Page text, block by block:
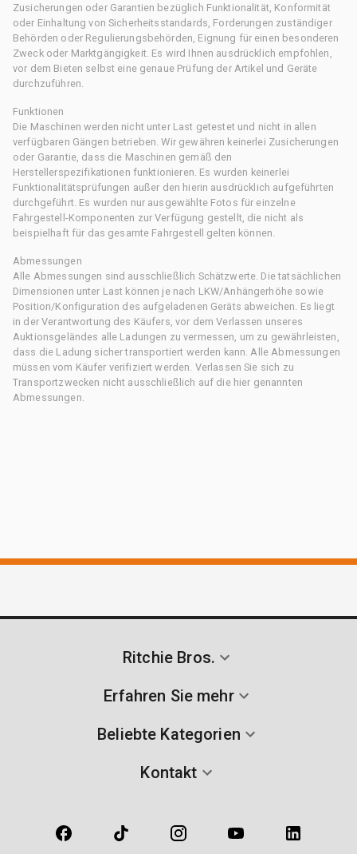
Zusicherungen oder Garantien bezüglich Funktionalität, Konformität
oder Einhaltung von Sicherheitsstandards, Forderungen zuständiger
Behörden oder Regulierungsbehörden, Eignung für einen besonderen
Zweck oder Marktgängigkeit. Es wird Ihnen ausdrücklich empfohlen,
vor dem Bieten selbst eine genaue Prüfung der Artikel und Geräte
durchzuführen.
Funktionen
Die Maschinen werden nicht unter Last getestet und nicht in allen
verfügbaren Gängen betrieben. Wir gewähren keinerlei Zusicherungen
oder Garantie, dass die Maschinen gemäß den
Herstellerspezifikationen funktionieren. Es wurden keinerlei
Funktionalitätsprüfungen außer den hierin ausdrücklich aufgeführten
durchgeführt. Es wurden nur ausgewählte Fotos für einzelne
Fahrgestell-Komponenten zur Verfügung gestellt, die nicht als
beispielhaft für das gesamte Fahrgestell gelten können.
Abmessungen
Alle Abmessungen sind ausschließlich Schätzwerte. Die tatsächlichen
Dimensionen unter Last können je nach LKW/Anhängerhöhe sowie
Position/Konfiguration des aufgeladenen Geräts abweichen. Es liegt
in der Verantwortung des Käufers, vor dem Verlassen unseres
Auktionsgeländes alle Ladungen zu vermessen, um zu gewährleisten,
dass die Ladung sicher transportiert werden kann. Alle Abmessungen
müssen vom Käufer verifiziert werden. Verlassen Sie sich zu
Transportzwecken nicht ausschließlich auf die hier genannten
Abmessungen.
Ritchie Bros.
Erfahren Sie mehr
Beliebte Kategorien
Kontakt